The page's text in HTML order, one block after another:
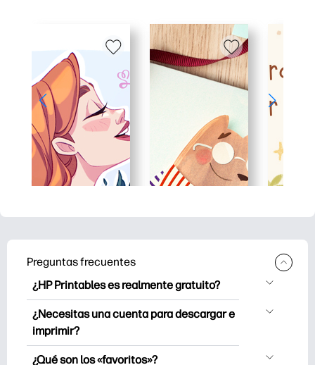
Preguntas frecuentes
¿HP Printables es realmente gratuito?
HP Printables ofrece más de 2500
imprimibles gratuitos para descargar e
imprimir. Explore páginas para colorear
populares, divertidas hojas de trabajo de
¿Necesitas una cuenta para descargar e
imprimir?
Puede explorar e imprimir sin crear una
¿Qué son los «favoritos»?